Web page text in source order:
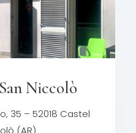
Niccolò
35 – 52018 Castel
(AR)